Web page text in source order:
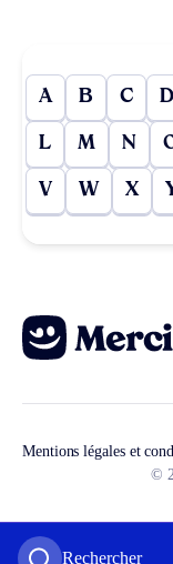
Rechercher
A B C D
L M N
V W X
Mentions légales et
©